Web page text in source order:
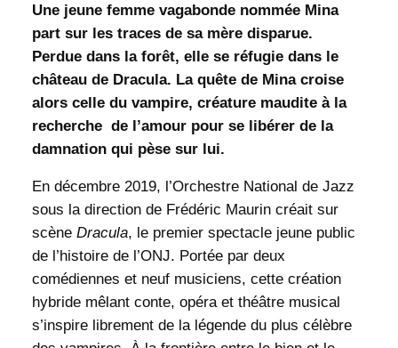
Une jeune femme vagabonde nommée Mina
part sur les traces de sa mère disparue.
Perdue dans la forêt, elle se réfugie dans le
château de Dracula. La quête de Mina croise
alors celle du vampire, créature maudite à la
recherche de l’amour pour se libérer de la
damnation qui pèse sur lui.
En décembre 2019, l’Orchestre National de Jazz
sous la direction de Frédéric Maurin créait sur
scène Dracula, le premier spectacle jeune public
de l’histoire de l’ONJ. Portée par deux
comédiennes et neuf musiciens, cette création
hybride mêlant conte, opéra et théâtre musical
s’inspire librement de la légende du plus célèbre